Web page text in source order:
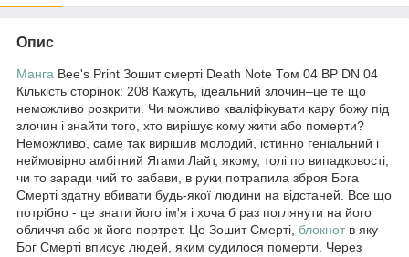
Опис
Манга Bee's Print Зошит смерті Death Note Том 04 BP DN 04
Кількість сторінок: 208 Кажуть, ідеальний злочин–це те що
неможливо розкрити. Чи можливо кваліфікувати кару божу під
злочин і знайти того, хто вирішує кому жити або померти?
Неможливо, саме так вирішив молодий, істинно геніальний і
неймовірно амбітний Ягами Лайт, якому, толі по випадковості,
чи то заради чий то забави, в руки потрапила зброя Бога
Смерті здатну вбивати будь-якої людини на відстаней. Все що
потрібно - це знати його ім'я і хоча б раз поглянути на його
обличчя або ж його портрет. Це Зошит Смерті, блокнот в яку
Бог Смерті вписує людей, яким судилося померти. Через